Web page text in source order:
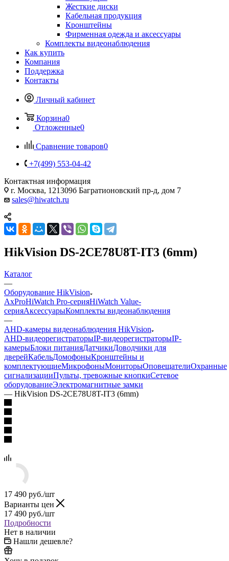
Жесткие диски
Кабельная продукция
Кронштейны
Фирменная одежда и аксессуары
Комплекты видеонаблюдения
Как купить
Компания
Поддержка
Контакты
Личный кабинет
Корзина0
Отложенные0
Сравнение товаров0
+7(499) 553-04-42
Контактная информация
г. Москва, 121309б Багратионовский пр-д, дом 7
sales@hiwatch.ru
HikVision DS-2CE78U8T-IT3 (6mm)
Каталог
—
Оборудование HikVision
AxProHiWatch Pro-серияHiWatch Value-
серияАксессуарыКомплекты видеонаблюдения
—
AHD-камеры видеонаблюдения HikVision
AHD-видеорегистраторыIP-видеорегистраторыIP-
камерыБлоки питанияДатчикиДоводчики для
дверейКабельДомофоныКронштейны и
комплектующиеМикрофоныМониторыОповещателиОхранные
сигнализацииПульты, тревожные кнопкиСетевое
оборудованиеЭлектромагнитные замки
— HikVision DS-2CE78U8T-IT3 (6mm)
17 490 руб./шт
Варианты цен
17 490 руб./шт
Подробности
Нет в наличии
Нашли дешевле?